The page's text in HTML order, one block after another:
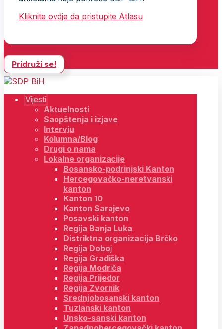
Kliknite ovdje da pristupite Atlasu
Pridruži se!
Vijesti
Aktuelnosti
Saopštenja i izjave
Intervju
Kolumna/Blog
Drugi o nama
Lokalne organizacije
Bosansko-podrinjski Kanton
Hercegovačko-neretvanski
kanton
Kanton 10
Kanton Sarajevo
Posavski kanton
Regija Banja Luka
Distriktna organizacija Brčko
Regija Doboj
Regija Gradiška
Regija Modriča
Regija Prijedor
Regija Zvornik
Srednjobosanski kanton
Tuzlanski kanton
Unsko-sanski kanton